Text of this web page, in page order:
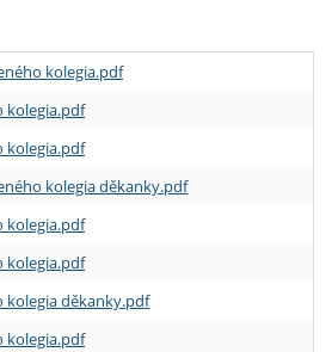
kolegia.pdf
kolegia.pdf
kolegia.pdf
kolegia děkanky.pdf
kolegia.pdf
kolegia.pdf
kolegia děkanky.pdf
kolegia.pdf